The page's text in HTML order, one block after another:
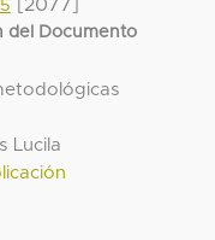
[2077]
del Documento
Lucila